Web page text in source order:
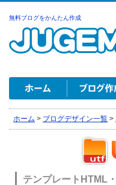
無料ブログをかんたん作成
ホーム > ブログデザイン一覧 >
テンプレートHTML